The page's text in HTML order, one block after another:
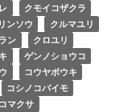
クモイコザクラ
ンソウ
クルマユリ
ン
クロユリ
ゲンノショウコ
コウヤボウキ
コシノコバイモ
コマクサ